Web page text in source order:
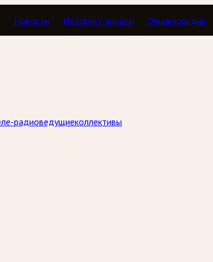
Новости Интернет-каналы Энциклопедия
радиоведущиеколлективы